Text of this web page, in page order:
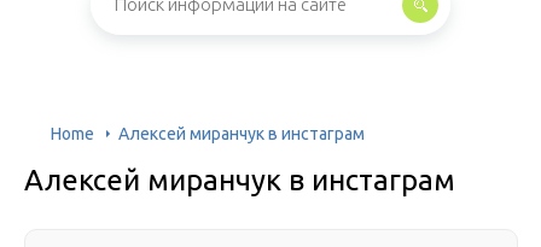
Home Алексей миранчук в инстаграм
Алексей миранчук в инстаграм